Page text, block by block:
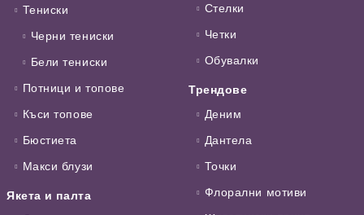
Тениски
Черни тениски
Бели тениски
Потници и топове
Къси топове
Бюстиета
Макси блузи
Якета и палта
Стелки
Четки
Обувалки
Трендове
Деним
Дантела
Точки
Флорални мотиви